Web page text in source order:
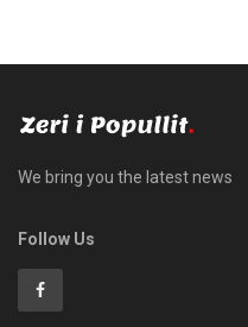
We bring you the latest news
Follow Us